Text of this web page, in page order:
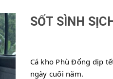
SỐT SÌNH
Cá kho Phù Đổng dịp
ngày cuối năm.